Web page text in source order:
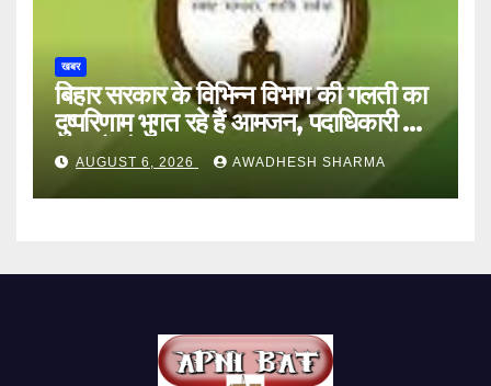
खबर
बिहार सरकार के विभिन्न विभाग की गलती का
दुष्परिणाम भुगत रहे हैं आमजन, पदाधिकारी और
अन्य हैं मौन
AUGUST 6, 2026 AWADHESH SHARMA